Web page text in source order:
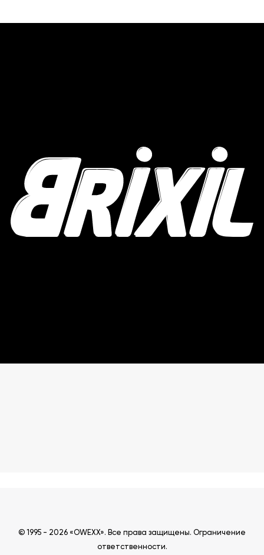
© 1995 - 2026 «OWEXX». Все права защищены. Ограничение
ответственности.